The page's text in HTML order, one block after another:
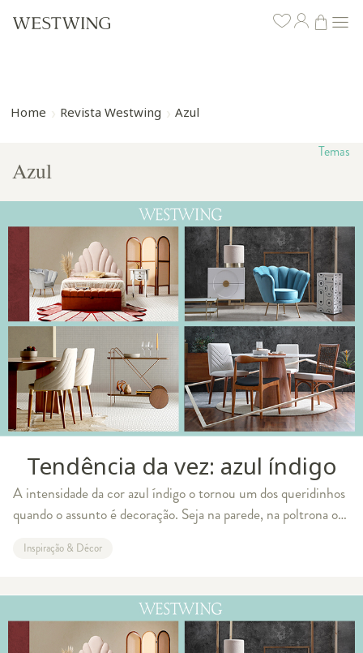
Home Revista Westwing Azul
Temas
Azul
Tendência da vez: azul índigo
A intensidade da cor azul índigo o tornou um dos queridinhos
quando o assunto é decoração. Seja na parede, na poltrona ou
espaço. Ficou
Inspiração & Décor